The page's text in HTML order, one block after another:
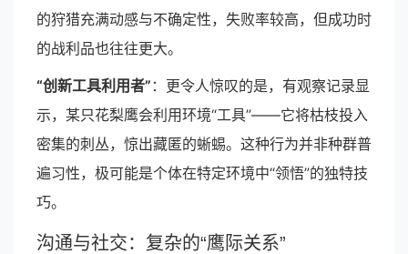
的狩猎充满动感与不确定性，失败率较高，但成功时
的战利品也往往更大。
“创新工具利用者” ：更令人惊叹的是，有观察记录显
示，某只花梨鹰会利用环境“工具”——它将枯枝投入
密集的刺丛，惊出藏匿的蜥蜴。这种行为并非种群普
遍习性，极可能是个体在特定环境中“领悟”的独特技
巧。
沟通与社交：复杂的“鹰际关系”